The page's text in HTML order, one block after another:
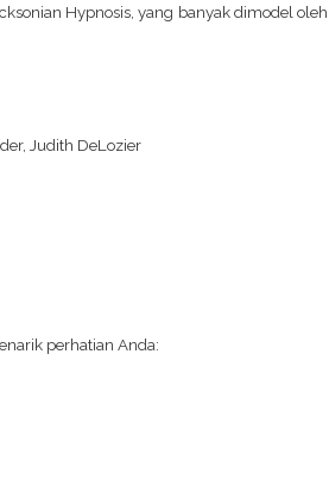
Hypnosis, yang banyak dimodel oleh
Judith DeLozier
perhatian Anda: